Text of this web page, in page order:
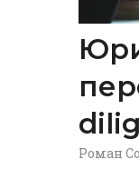
Роман